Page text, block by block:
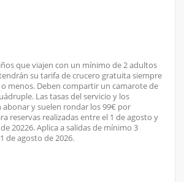
que viajen con un mínimo de 2 adultos
su tarifa de crucero gratuita siempre
menos. Deben compartir un camarote de
Las tasas del servicio y los
abonar y suelen rondar los 99€ por
reservas realizadas entre el 1 de agosto y
20226. Aplica a salidas de mínimo 3
de agosto de 2026.